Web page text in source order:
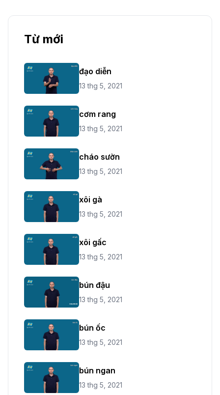
Từ mới
đạo diễn
13 thg 5, 2021
cơm rang
13 thg 5, 2021
cháo sườn
13 thg 5, 2021
xôi gà
13 thg 5, 2021
xôi gấc
13 thg 5, 2021
bún đậu
13 thg 5, 2021
bún ốc
13 thg 5, 2021
bún ngan
13 thg 5, 2021